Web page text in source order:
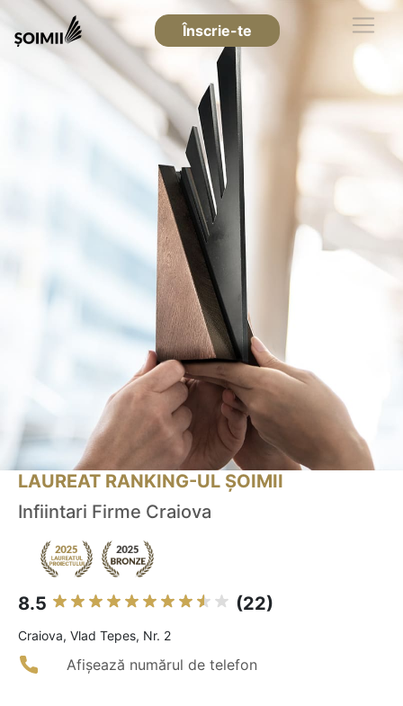
Înscrie-te
LAUREAT RANKING-UL ȘOIMII
Infiintari Firme Craiova
8.5 (22)
Craiova, Vlad Tepes, Nr. 2
Afișează numărul de telefon